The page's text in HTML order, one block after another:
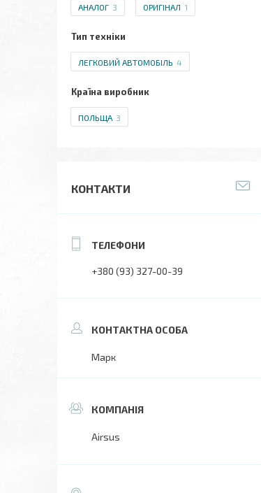
АНАЛОГ 3 ОРИГІНАЛ 1
Тип техніки
ЛЕГКОВИЙ АВТОМОБІЛЬ 4
Країна виробник
ПОЛЬЩА 3
КОНТАКТИ
+380 (93) 327-00-39
Марк
Airsus